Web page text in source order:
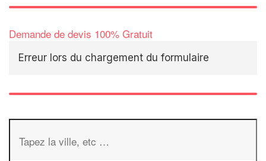
Demande de devis 100% Gratuit
Erreur lors du chargement du formulaire